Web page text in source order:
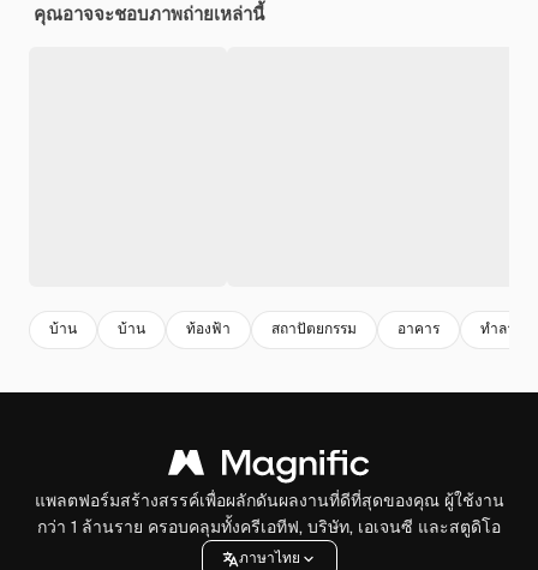
คุณอาจจะชอบภาพถ่ายเหล่านี้
บ้าน บ้าน ท้องฟ้า สถาปัตยกรรม อาคาร ทําลาย
แพลตฟอร์มสร้างสรรค์เพื่อผลักดันผลงานที่ดีที่สุดของคุณ ผู้ใช้งาน
กว่า 1 ล้านราย ครอบคลุมทั้งครีเอทีฟ, บริษัท, เอเจนซี และสตูดิโอ
ภาษาไทย